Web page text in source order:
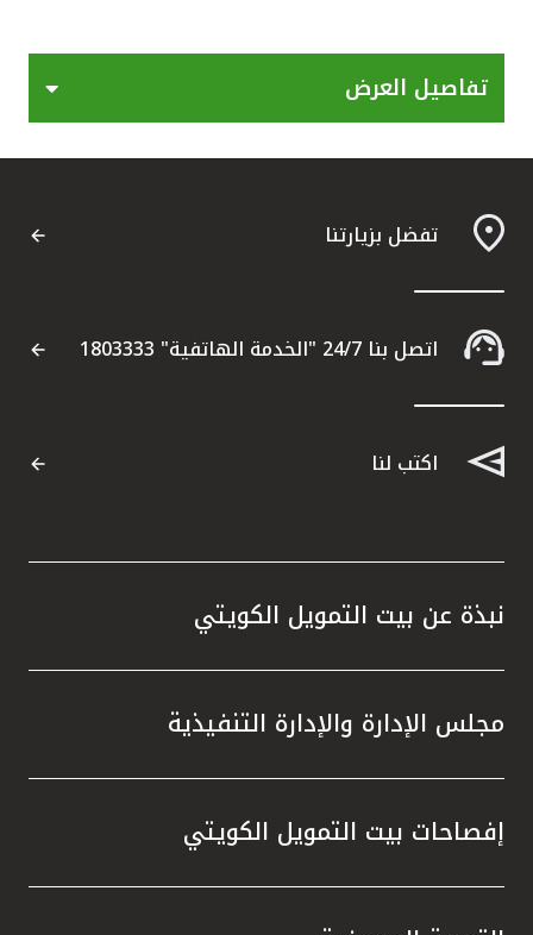
أدوات وخدمات
مواقع الفروع وأجهزة الصرف الآلي
ألمانيا
ماليزيا
مصر
المملكة المتحدة
مملكة البحرين
تفاصيل العرض
تفضل بزيارتنا
اتصل بنا 24/7 "الخدمة الهاتفية" 1803333
اكتب لنا
نبذة عن بيت التمويل الكويتي
مجلس الإدارة والإدارة التنفيذية
إفصاحات بيت التمويل الكويتي